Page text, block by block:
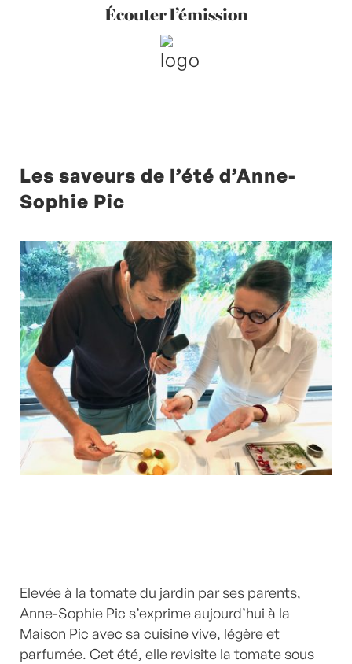
Écouter l’émission
Les saveurs de l’été d’Anne-
Sophie Pic
Elevée à la tomate du jardin par ses parents,
Anne-Sophie Pic s’exprime aujourd’hui à la
Maison Pic avec sa cuisine vive, légère et
parfumée. Cet été, elle revisite la tomate sous